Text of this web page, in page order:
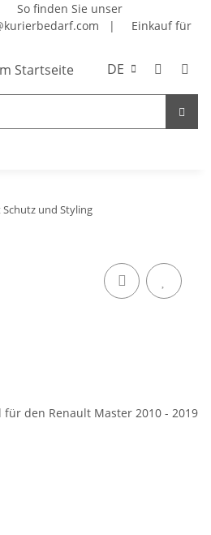
So finden Sie unser
|
Einkauf für
DE
Schutz und Styling